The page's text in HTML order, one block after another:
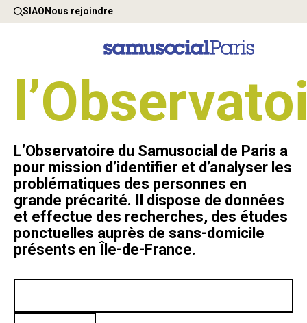
SIAONous rejoindre
L’Observatoire du Samusocial de Paris a
pour mission d’identifier et d’analyser les
problématiques des personnes en
grande précarité. Il dispose de données
et effectue des recherches, des études
ponctuelles auprès de sans-domicile
présents en Île-de-France.